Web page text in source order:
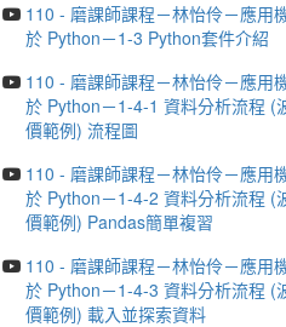
110 - 磨課師課程－林怡伶－應⽤
於 Python－1-3 Python套件介紹
110 - 磨課師課程－林怡伶－應⽤
於 Python－1-4-1 資料分析流程 (
價範例) 流程圖
110 - 磨課師課程－林怡伶－應⽤
於 Python－1-4-2 資料分析流程 (
價範例) Pandas簡單複習
110 - 磨課師課程－林怡伶－應⽤
於 Python－1-4-3 資料分析流程 (
價範例) 載入並探索資料